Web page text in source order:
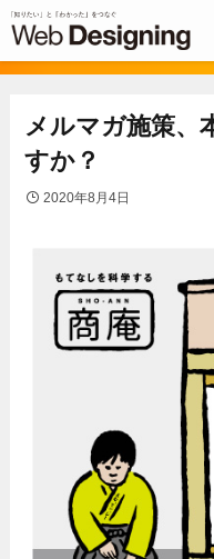
メルマガ施策、
すか？
2020年8月4日